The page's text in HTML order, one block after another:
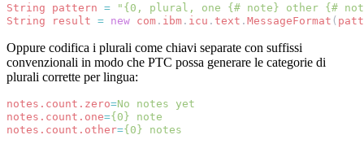
String pattern =
"{0, plural, one {# note} other {#
String
result = new com . ibm . icu . text . MessageFormat (
Oppure codifica i plurali come chiavi separate con suffissi
convenzionali in modo che PTC possa generare le categorie di
plurali corrette per lingua:
notes.count.zero=No notes yet
notes.count.one={0} note
notes.count.other={0} notes